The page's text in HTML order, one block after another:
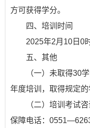
方可获得学分。
四、培训时间
2025年2月10日0
五、其他
（一）未取得30
年度培训，取得规定的
（二）培训考试
保障电话：